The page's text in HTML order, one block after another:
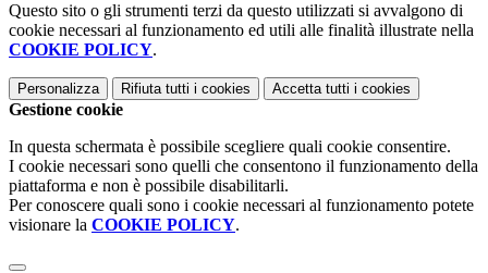
Questo sito o gli strumenti terzi da questo utilizzati si avvalgono di
cookie necessari al funzionamento ed utili alle finalità illustrate nella
COOKIE POLICY.
Personalizza Rifiuta tutti i cookies Accetta tutti i cookies
Gestione cookie
In questa schermata è possibile scegliere quali cookie consentire.
I cookie necessari sono quelli che consentono il funzionamento della
piattaforma e non è possibile disabilitarli.
Per conoscere quali sono i cookie necessari al funzionamento potete
visionare la COOKIE POLICY.